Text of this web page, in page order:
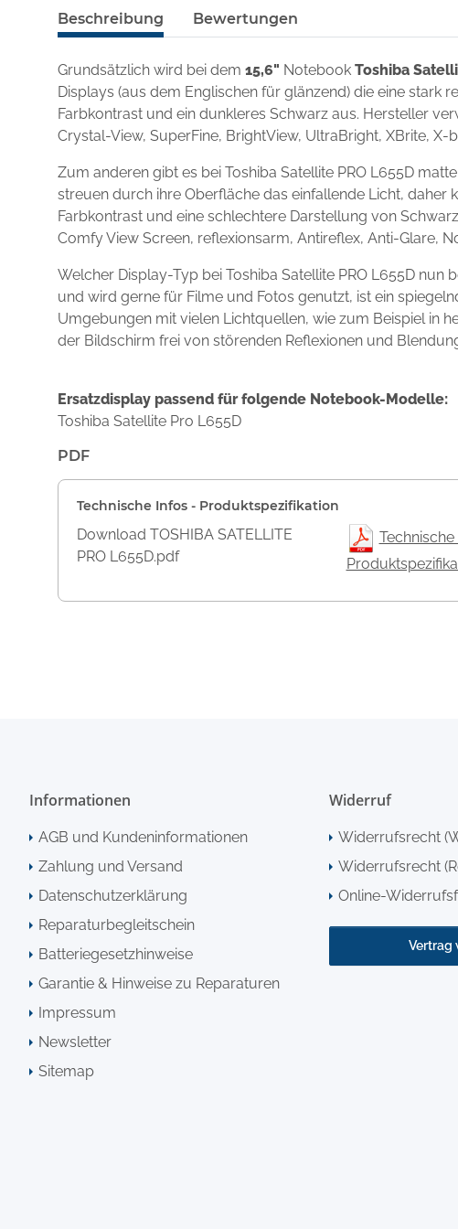
Beschreibung Bewertungen
Grundsätzlich wird bei dem 15,6" Notebook Toshiba
Displays (aus dem Englischen für glänzend) die eine stark
Farbkontrast und ein dunkleres Schwarz aus. Hersteller
Crystal-View, SuperFine, BrightView, UltraBright, XBrite,
Zum anderen gibt es bei Toshiba Satellite PRO L655D
streuen durch ihre Oberfläche das einfallende Licht, daher
Farbkontrast und eine schlechtere Darstellung von
Comfy View Screen, reflexionsarm, Antireflex, Anti-Glare,
Welcher Display-Typ bei Toshiba Satellite PRO L655D
und wird gerne für Filme und Fotos genutzt, ist ein
Umgebungen mit vielen Lichtquellen, wie zum Beispiel in
der Bildschirm frei von störenden Reflexionen und
Ersatzdisplay passend für folgende Notebook-Modelle:
Toshiba Satellite Pro L655D
PDF
Technische Infos - Produktspezifikation
Download TOSHIBA SATELLITE
PRO L655D.pdf
Informationen
AGB und Kundeninformationen
Zahlung und Versand
Datenschutzerklärung
Reparaturbegleitschein
Batteriegesetzhinweise
Garantie & Hinweise zu Reparaturen
Impressum
Newsletter
Sitemap
Widerruf
Widerrufsrecht
Widerrufsrecht
Online-
Vertrag